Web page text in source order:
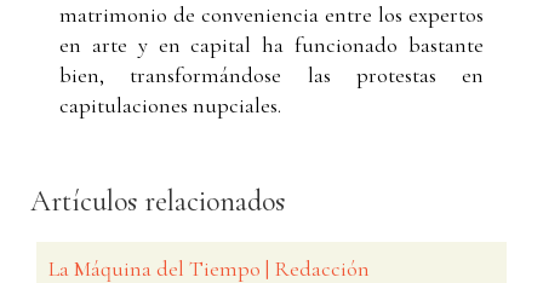
matrimonio de conveniencia entre los expertos
en arte y en capital ha funcionado bastante
bien, transformándose las protestas en
capitulaciones nupciales.
Artículos relacionados
La Máquina del Tiempo | Redacción